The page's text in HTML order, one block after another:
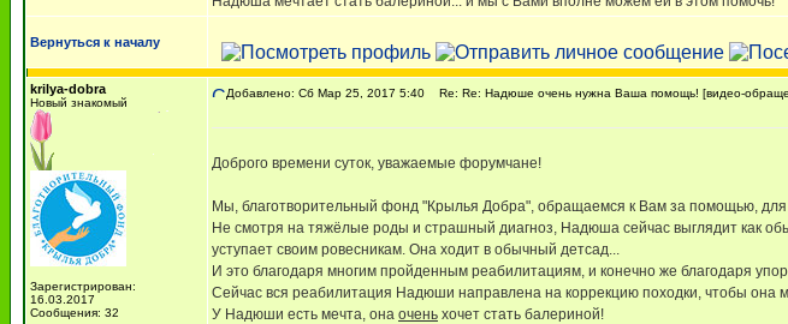
Вернуться к началу
krilya-dobra
Новый знакомый
Зарегистрирован:
16.03.2017
Сообщения: 32
Добавлено: Сб Мар 25, 2017 5:40 Re: Re: Надюше очень нужна Ваша помощь! [видео-
Доброго времени суток, уважаемые форумчане!
Мы, благотворительный фонд "Крылья Добра", обращаемся к Вам за помощью, для
Не смотря на тяжёлые роды и страшный диагноз, Надюша сейчас выглядит как
уступает своим ровесникам. Она ходит в обычный детсад...
И это благодаря многим пройденным реабилитациям, и конечно же благодаря
Сейчас вся реабилитация Надюши направлена на коррекцию походки, чтобы она
У Надюши есть мечта, она очень хочет стать балериной!